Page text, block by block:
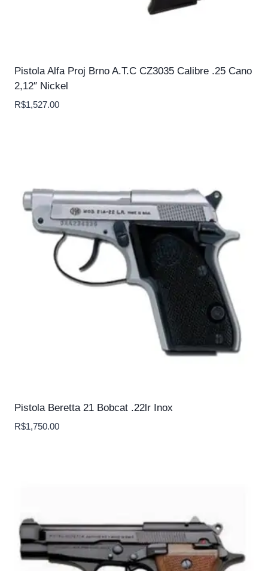
Pistola Alfa Proj Brno A.T.C CZ3035 Calibre .25 Cano
2,12″ Nickel
R$1,527.00
Pistola Beretta 21 Bobcat .22lr Inox
R$1,750.00